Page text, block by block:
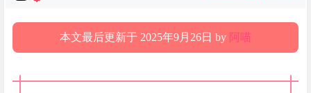
本文最后更新于 2025年9月26日 by 阿喵